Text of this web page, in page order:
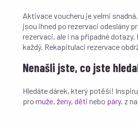
Aktivace voucheru je velmi
jsou ihned po rezervaci odeslány
rezervaci, ale i na případné
každý. Rekapitulaci rezervace
Nenašli jste, co jste
Hledáte dárek, který potěší!
promuže,ženy,děti nebo páry, z